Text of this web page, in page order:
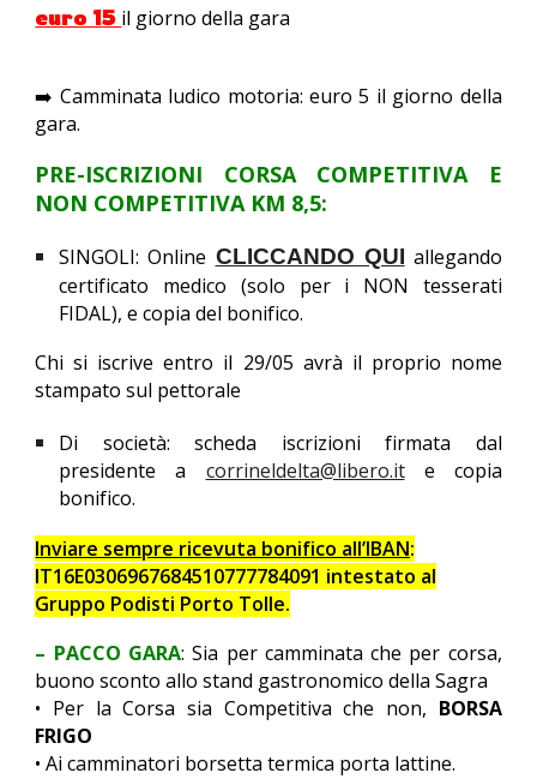
euro 15 il giorno della gara
➡️ Camminata ludico motoria: euro 5 il giorno della
gara.
PRE-ISCRIZIONI CORSA COMPETITIVA E
NON COMPETITIVA KM 8,5:
SINGOLI: Online CLICCANDO QUI allegando
certificato medico (solo per i NON tesserati
FIDAL), e copia del bonifico.
Chi si iscrive entro il 29/05 avrà il proprio nome
stampato sul pettorale
Di società: scheda iscrizioni firmata dal
presidente a corrineldelta@libero.it
e copia
bonifico.
Inviare sempre ricevuta bonifico all’IBAN:
IT16E0306967684510777784091 intestato al
Gruppo Podisti Porto Tolle.
– PACCO GARA: Sia per camminata che per corsa,
buono sconto allo stand gastronomico della Sagra
• Per la Corsa sia Competitiva che non, BORSA
FRIGO
• Ai camminatori borsetta termica porta lattine.